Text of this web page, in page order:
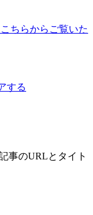
ちらからご覧いた
事のURLとタイト